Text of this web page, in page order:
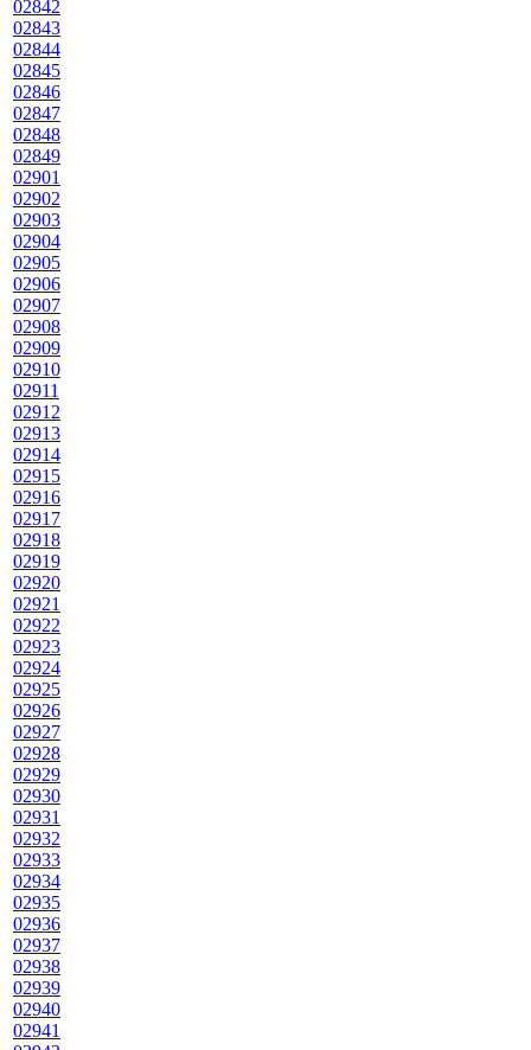
02842
02843
02844
02845
02846
02847
02848
02849
02901
02902
02903
02904
02905
02906
02907
02908
02909
02910
02911
02912
02913
02914
02915
02916
02917
02918
02919
02920
02921
02922
02923
02924
02925
02926
02927
02928
02929
02930
02931
02932
02933
02934
02935
02936
02937
02938
02939
02940
02941